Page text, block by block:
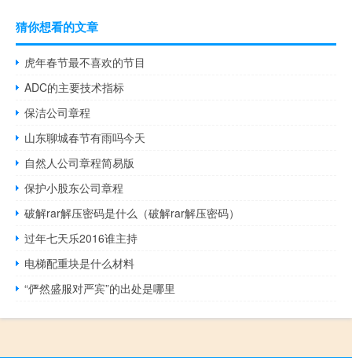
猜你想看的文章
虎年春节最不喜欢的节目
ADC的主要技术指标
保洁公司章程
山东聊城春节有雨吗今天
自然人公司章程简易版
保护小股东公司章程
破解rar解压密码是什么（破解rar解压密码）
过年七天乐2016谁主持
电梯配重块是什么材料
“俨然盛服对严宾”的出处是哪里